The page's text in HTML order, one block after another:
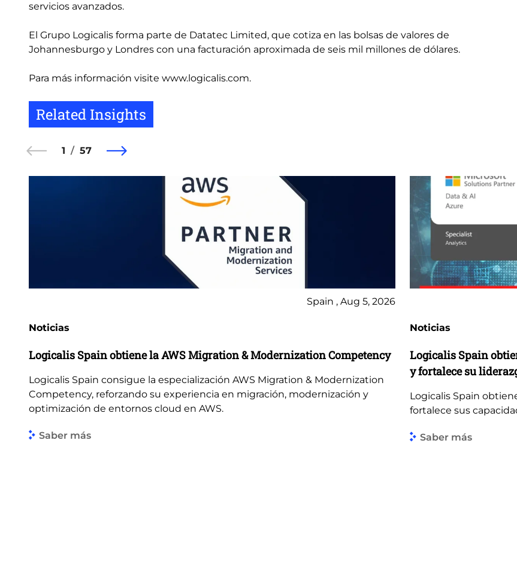
servicios avanzados.
El Grupo Logicalis forma parte de Datatec Limited, que cotiza en las bolsas de valores de
Johannesburgo y Londres con una facturación aproximada de seis mil millones de dólares.
Para más información visite www.logicalis.com.
Related Insights
1 57
Spain , Aug 5, 2026
Noticias
Logicalis Spain obtiene la AWS Migration & Modernization Competency
Logicalis Spain consigue la especialización AWS Migration & Modernization
Competency, reforzando su experiencia en migración, modernización y
optimización de entornos cloud en AWS.
Saber más
Noticias
Logicalis Spain
y fortalece su
Logicalis Spain
fortalece sus
Saber más